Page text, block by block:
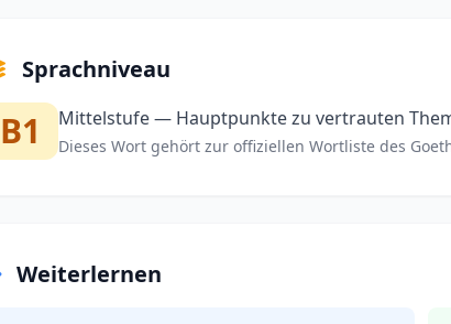
Sprachniveau
B1 Mittelstufe — Hauptpunkte zu vertrauten
Dieses Wort gehört zur offiziellen Wortliste des
Weiterlernen